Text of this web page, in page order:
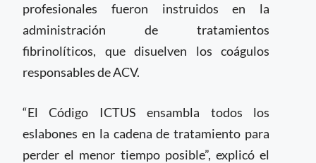
profesionales fueron instruidos en la
administración de tratamientos
fibrinolíticos, que disuelven los coágulos
responsables de ACV.
“El Código ICTUS ensambla todos los
eslabones en la cadena de tratamiento para
perder el menor tiempo posible”, explicó el